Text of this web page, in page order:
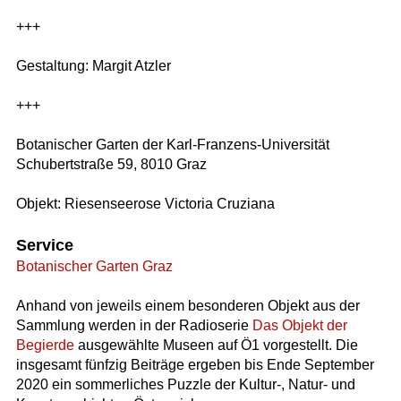
+++
Gestaltung: Margit Atzler
+++
Botanischer Garten der Karl-Franzens-Universität
Schubertstraße 59, 8010 Graz
Objekt: Riesenseerose Victoria Cruziana
Service
Botanischer Garten Graz
Anhand von jeweils einem besonderen Objekt aus der
Sammlung werden in der Radioserie Das Objekt der
Begierdeausgewählte Museen auf Ö1 vorgestellt. Die
insgesamt fünfzig Beiträge ergeben bis Ende September
2020 ein sommerliches Puzzle der Kultur-, Natur- und